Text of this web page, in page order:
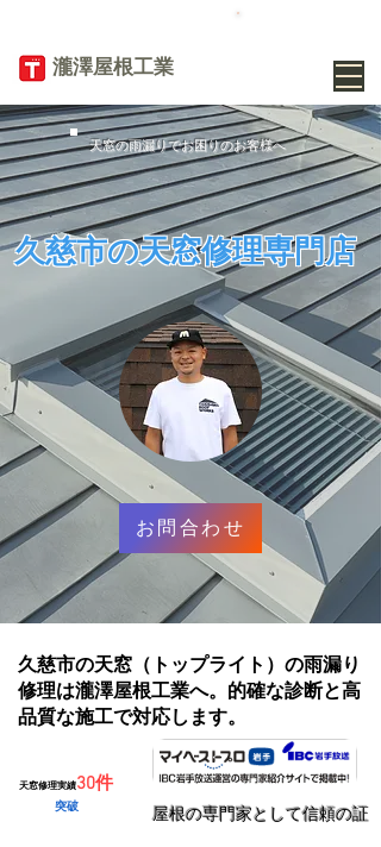
​瀧澤屋根工業
天窓の雨漏りでお困りのお客様へ
久慈市の天窓修理専門店
お問合わせ
久慈市の天窓（トップライト）の雨漏り
修理は瀧澤屋根工業へ。的確な診断と高
品質な施工で対応します。
天窓修理実績30件
突破 ​屋根の専門家として信頼の証